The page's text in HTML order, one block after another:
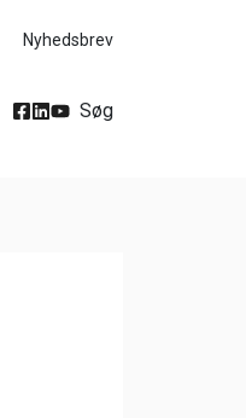
Nyhedsbrev
Søg